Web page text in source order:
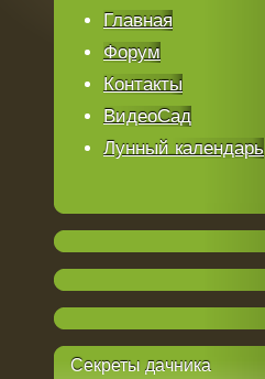
Главная
Форум
Контакты
ВидеоСад
Лунный календарь
Секреты дачника